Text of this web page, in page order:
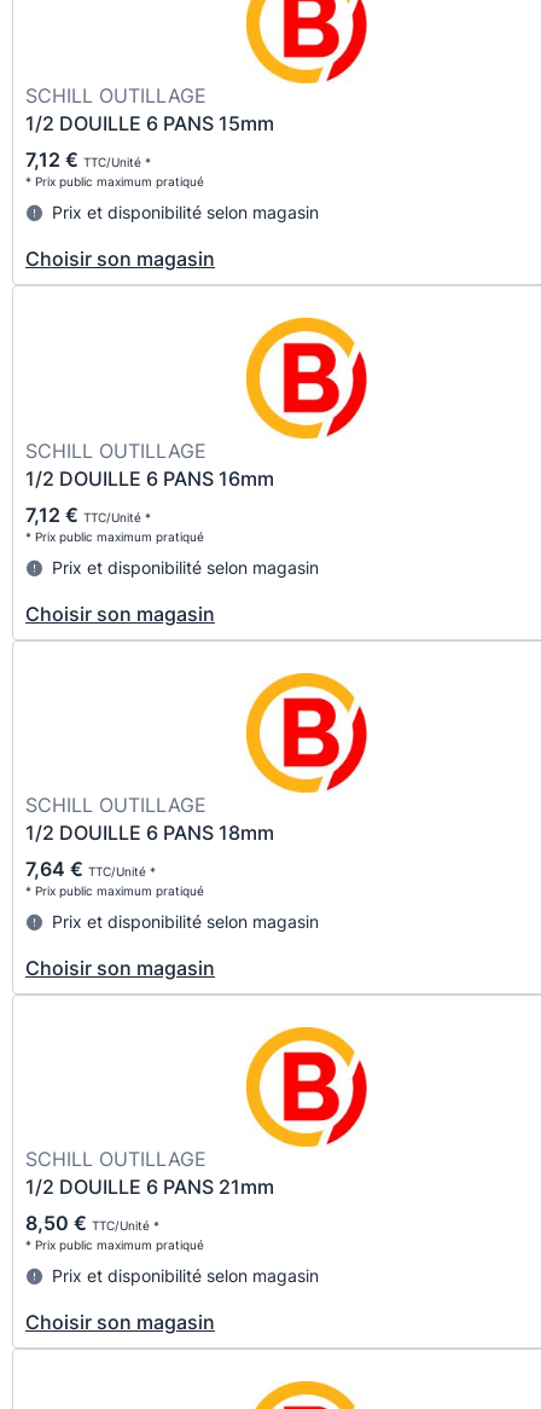
SCHILL OUTILLAGE
1/2 DOUILLE 6 PANS 15mm
7,12 € TTC/Unité *
* Prix public maximum pratiqué
Prix et disponibilité selon magasin
Choisir son magasin
SCHILL OUTILLAGE
1/2 DOUILLE 6 PANS 16mm
7,12 € TTC/Unité *
* Prix public maximum pratiqué
Prix et disponibilité selon magasin
Choisir son magasin
SCHILL OUTILLAGE
1/2 DOUILLE 6 PANS 18mm
7,64 € TTC/Unité *
* Prix public maximum pratiqué
Prix et disponibilité selon magasin
Choisir son magasin
SCHILL OUTILLAGE
1/2 DOUILLE 6 PANS 21mm
8,50 € TTC/Unité *
* Prix public maximum pratiqué
Prix et disponibilité selon magasin
Choisir son magasin